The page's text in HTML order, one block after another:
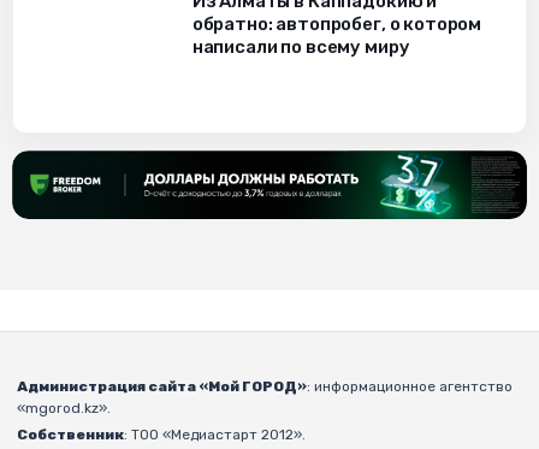
обратно: автопробег, о котором
написали по всему миру
Администрация сайта «Мой ГОРОД»: информационное агентство
«mgorod.kz».
Собственник: ТОО «Медиастарт 2012».